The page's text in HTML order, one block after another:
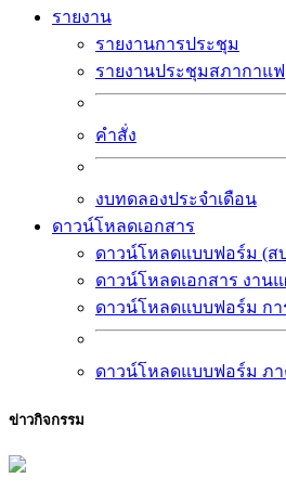
รายงาน
รายงานการประชุม
รายงานประชุมสภากาแฟ
คำสั่ง
งบทดลองประจำเดือน
ดาวน์โหลดเอกสาร
ดาวน์โหลดแบบฟอร์ม (ส
ดาวน์โหลดเอกสาร งาน
ดาวน์โหลดแบบฟอร์ม กา
ดาวน์โหลดแบบฟอร์ม ภ
ข่าวกิจกรรม